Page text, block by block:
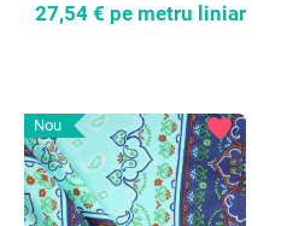
27,54 € pe metru liniar
Nou favorite